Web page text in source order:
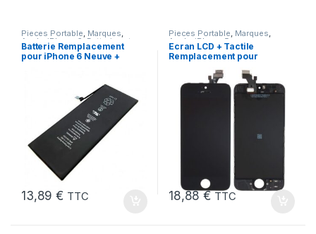
Pieces Portable, Marques,
Apple iPhone 6 , Batteries et
chargeurs,Batteries Apple
Batterie Remplacement
pour iPhone 6 Neuve +
13,89€ TTC
Pieces Portable, Marques,
Apple iPhone 5
Ecran LCD + Tactile
Remplacement pour
18,88€ TTC